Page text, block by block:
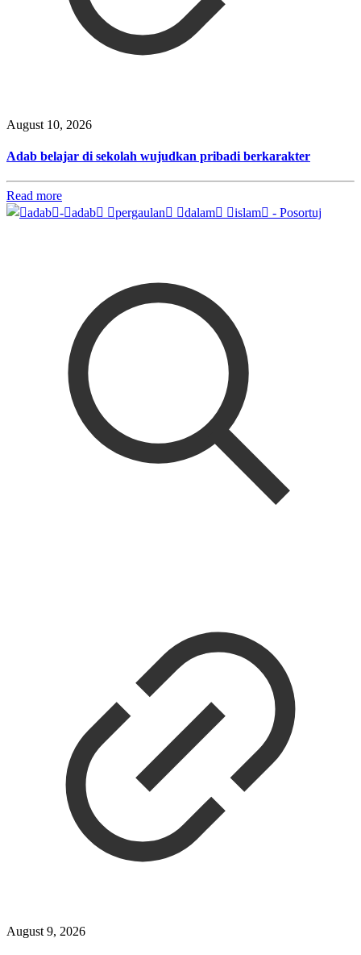
August 10, 2026
Adab belajar di sekolah wujudkan pribadi berkarakter
Read more
August 9, 2026